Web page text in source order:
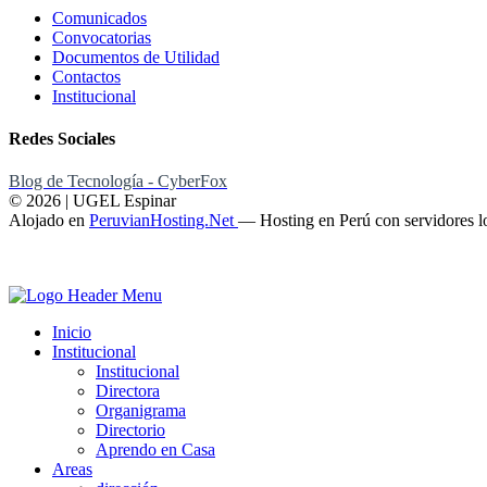
Comunicados
Convocatorias
Documentos de Utilidad
Contactos
Institucional
Redes Sociales
Blog de Tecnología - CyberFox
© 2026 | UGEL Espinar
Alojado en PeruvianHosting.Net — Hosting en Perú con servidores
Inicio
Institucional
Institucional
Directora
Organigrama
Directorio
Aprendo en Casa
Areas